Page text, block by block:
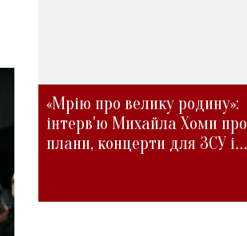
«Мрію про велику родину»:
інтерв'ю Михайла Хоми про
плани, концерти для ЗСУ і